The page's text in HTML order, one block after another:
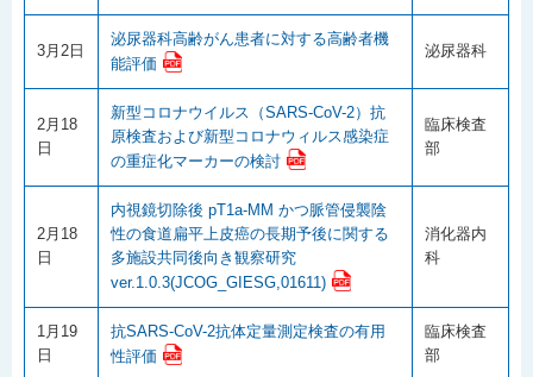
3月2日
泌尿器科高齢がん患者に対する高齢者機
能評価
泌尿器科
2月18
日
新型コロナウイルス（SARS-CoV-2）抗
原検査および新型コロナウィルス感染症
の重症化マーカーの検討
臨床検査
部
2月18
日
内視鏡切除後 pT1a-MM かつ脈管侵襲陰
性の食道扁平上皮癌の長期予後に関する
多施設共同後向き観察研究
ver.1.0.3(JCOG_GIESG,01611)
消化器内
科
1月19
日
抗SARS-CoV-2抗体定量測定検査の有用
性評価
臨床検査
部